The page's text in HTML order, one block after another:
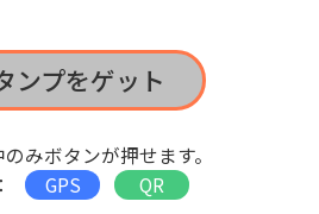
ンプをゲット
みボタンが押せます。
GPS QR